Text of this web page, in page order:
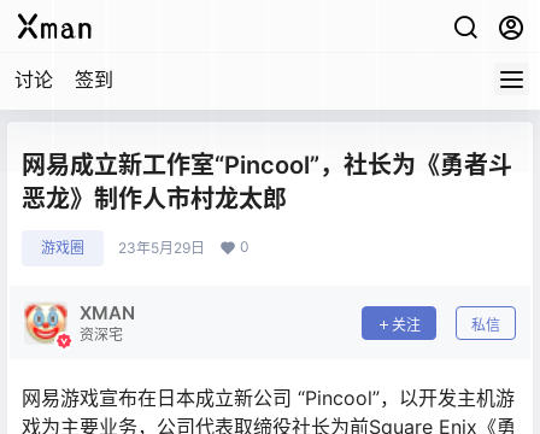
讨论 签到
网易成立新工作室“Pincool”，社长为《勇者斗
恶龙》制作人市村龙太郎
游戏圈 23年5月29日 0
XMAN
资深宅
关注 私信
网易游戏宣布在日本成立新公司 “Pincool”，以开发主机游
戏为主要业务，公司代表取缔役社长为前Square Enix《勇